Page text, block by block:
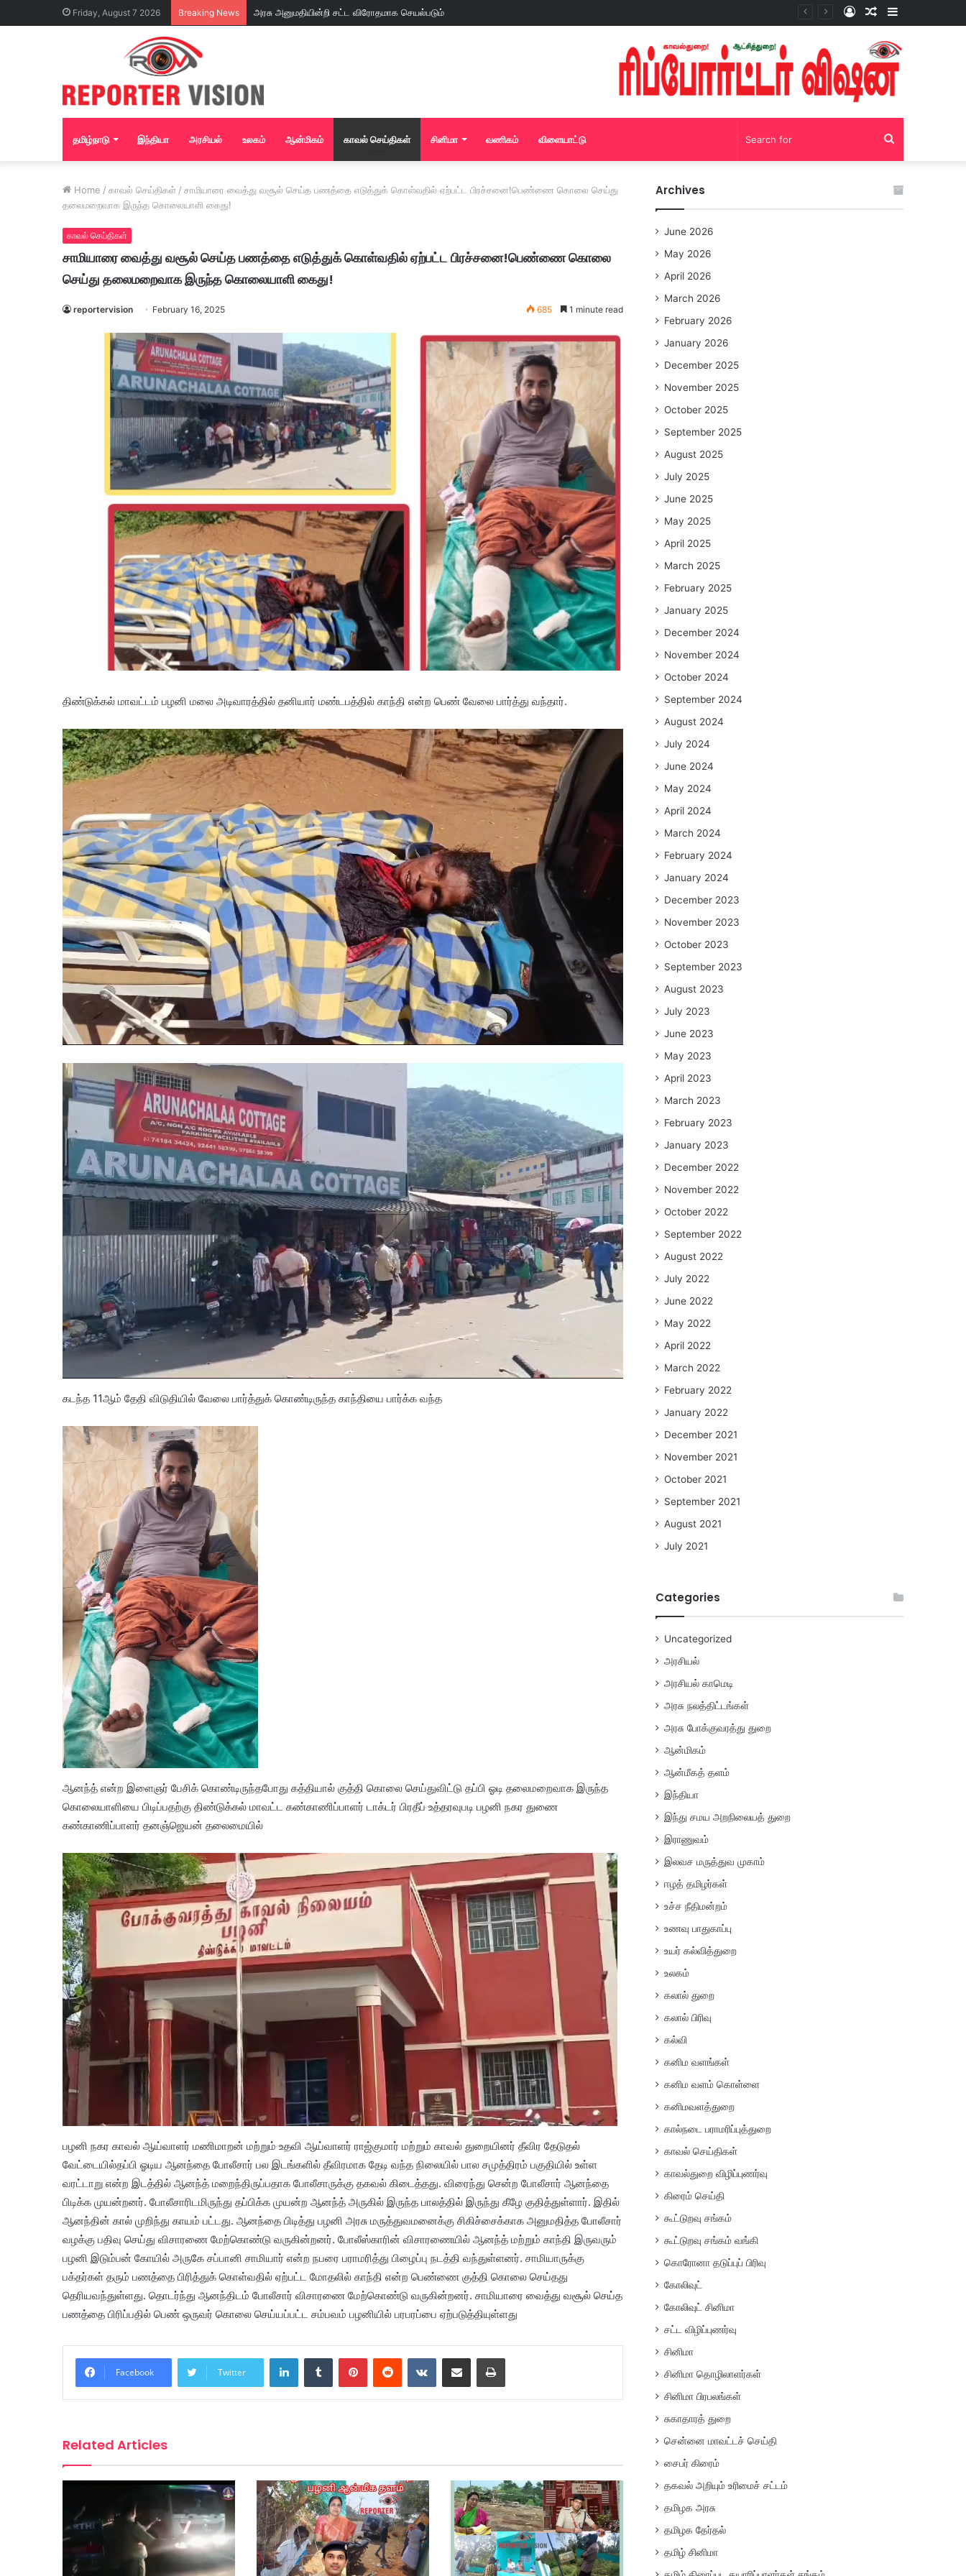
Friday, August 7 2026 Breaking News Sidebar
Random
Log
தமிழ்நாடு இந்தியா அரசியல் உலகம் ஆன்மிகம் காவல் செய்திகள் சினிமா வணிகம் விளையாட்டு Search
Home / காவல் செய்திகள் / சாமியாரை வைத்து வசூல் செய்த பணத்தை எடுத்துக் கொள்வதில் ஏற்பட்ட பிரச்சனை!பெண்ணை கொலை செய்து
தலைமறைவாக இருந்த கொலையாளி கைது!
காவல் செய்திகள்
சாமியாரை வைத்து வசூல் செய்த பணத்தை எடுத்துக் கொள்வதில் ஏற்பட்ட பிரச்சனை!பெண்ணை கொலை
செய்து தலைமறைவாக இருந்த கொலையாளி கைது!
reportervision February 16, 2025 685 1 minute read
திண்டுக்கல் மாவட்டம் பழனி மலை அடிவாரத்தில் தனியார் மண்டபத்தில் காந்தி என்ற பெண் வேலை பார்த்து வந்தார்.
கடந்த 11ஆம் தேதி விடுதியில் வேலை பார்த்துக் கொண்டிருந்த காந்தியை பார்க்க வந்த
ஆனந்த் என்ற இளைஞர் பேசிக் கொண்டிருந்தபோது கத்தியால் குத்தி கொலை செய்துவிட்டு தப்பி ஓடி தலைமறைவாக இருந்த
கொலையாளியை பிடிப்பதற்கு திண்டுக்கல் மாவட்ட கண்காணிப்பாளர் டாக்டர் பிரதீப் உத்தரவுபடி பழனி நகர துணை
கண்காணிப்பாளர் தனஞ்ஜெயன் தலைமையில்
பழனி நகர காவல் ஆய்வாளர் மணிமாறன் மற்றும் உதவி ஆய்வாளர் ராஜ்குமார் மற்றும் காவல் துறையினர் தீவிர தேடுதல்
வேட்டையில்தப்பி ஓடிய ஆனந்தை போலீசார் பல இடங்களில் தீவிரமாக தேடி வந்த நிலையில் பால சமுத்திரம் பகுதியில் உள்ள
வரட்டாறு என்ற இடத்தில் ஆனந்த் மறைந்திருப்பதாக போலீசாருக்கு தகவல் கிடைத்தது. விரைந்து சென்ற போலீசார் ஆனந்தை
பிடிக்க முயன்றனர். போலீசாரிடமிருந்து தப்பிக்க முயன்ற ஆனந்த் அருகில் இருந்த பாலத்தில் இருந்து கீழே குதித்துள்ளார். இதில்
ஆனந்தின் கால் முறிந்து காயம் பட்டது. ஆனந்தை பிடித்து பழனி அரசு மருத்துவமனைக்கு சிகிச்சைக்காக அனுமதித்த போலீசார்
வழக்கு பதிவு செய்து விசாரணை மேற்கொண்டு வருகின்றனர். போலீஸ்காரின் விசாரணையில் ஆனந்த் மற்றும் காந்தி இருவரும்
பழனி இடும்பன் கோயில் அருகே சப்பானி சாமியார் என்ற நபரை பராமரித்து பிழைப்பு நடத்தி வந்துள்ளனர். சாமியாருக்கு
பக்தர்கள் தரும் பணத்தை பிரித்துக் கொள்வதில் ஏற்பட்ட மோதலில் காந்தி என்ற பெண்ணை குத்தி கொலை செய்தது
தெரியவந்துள்ளது. தொடர்ந்து ஆனந்திடம் போலீசார் விசாரணை மேற்கொண்டு வருகின்றனர். சாமியாரை வைத்து வசூல் செய்த
பணத்தை பிரிப்பதில் பெண் ஒருவர் கொலை செய்யப்பட்ட சம்பவம் பழனியில் பரபரப்பை ஏற்படுத்தியுள்ளது
Facebook Twitter
LinkedInTumblr PinterestReddit VKontakteShare via Email Print
Related Articles
Archives
June 2026
May 2026
April 2026
March 2026
February 2026
January 2026
December 2025
November 2025
October 2025
September 2025
August 2025
July 2025
June 2025
May 2025
April 2025
March 2025
February 2025
January 2025
December 2024
November 2024
October 2024
September 2024
August 2024
July 2024
June 2024
May 2024
April 2024
March 2024
February 2024
January 2024
December 2023
November 2023
October 2023
September 2023
August 2023
July 2023
June 2023
May 2023
April 2023
March 2023
February 2023
January 2023
December 2022
November 2022
October 2022
September 2022
August 2022
July 2022
June 2022
May 2022
April 2022
March 2022
February 2022
January 2022
December 2021
November 2021
October 2021
September 2021
August 2021
July 2021
Categories
Uncategorized
அரசியல்
அரசியல் காமெடி
அரசு நலத்திட்டங்கள்
அரசு போக்குவரத்து துறை
ஆன்மிகம்
ஆன்மீகத் தளம்
இந்தியா
இந்து சமய அறநிலையத் துறை
இராணுவம்
இலவச மருத்துவ முகாம்
ஈழத் தமிழர்கள்
உச்ச நீதிமன்றம்
உணவு பாதுகாப்பு
உயர் கல்வித்துறை
உலகம்
கலால் துறை
கலால் பிரிவு
கல்வி
கனிம வளங்கள்
கனிம வளம் கொள்ளை
கனிமவளத்துறை
கால்நடை பராமரிப்புத்துறை
காவல் செய்திகள்
காவல்துறை விழிப்புணர்வு
கிரைம் செய்தி
கூட்டுறவு சங்கம்
கூட்டுறவு சங்கம் வங்கி
கொரோனா தடுப்புப் பிரிவு
கோலிவுட்
கோலிவுட் சினிமா
சட்ட விழிப்புணர்வு
சினிமா
சினிமா தொழிலாளர்கள்
சினிமா பிரபலங்கள்
சுகாதாரத் துறை
சென்னை மாவட்டச் செய்தி
சைபர் கிரைம்
தகவல் அறியும் உரிமைச் சட்டம்
தமிழக அரசு
தமிழக தேர்தல்
தமிழ் சினிமா